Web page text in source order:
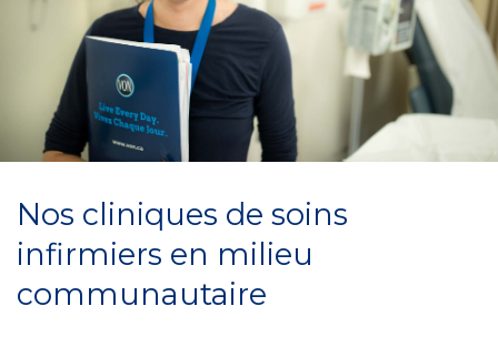
Nos cliniques de soins
infirmiers en milieu
communautaire